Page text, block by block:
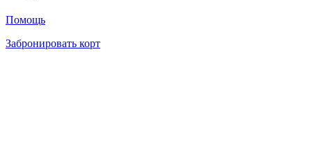
Помощь
Забронировать корт